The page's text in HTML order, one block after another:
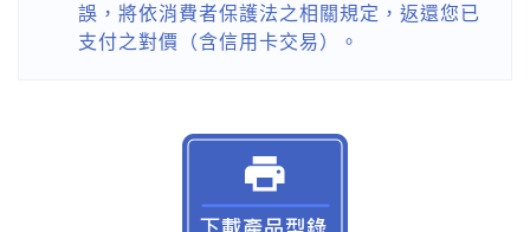
誤，將依消費者保護法之相關規定，返還您已
支付之對價（含信用卡交易）。